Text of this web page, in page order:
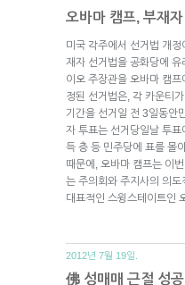
오바마 캠프, 부재
미국 각주에서 선거법 개
재자 선거법을 공화당에
이오 주장관을 오바마 캠
정된 선거법은, 각 카운티
기간을 선거일 전 3일동안
자 투표는 선거당일날 투
득 층 등 민주당에 표를 몰
때문에, 오바마 캠프는 이
는 주의회와 주지사의 의도
대표적인 스윙스테이트인
2012년 7월 19일.
佛 성매매 근절 성